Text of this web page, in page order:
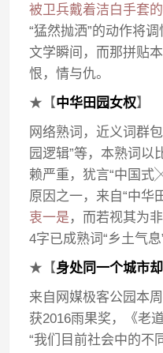
被卫兵戴着洁白手套
“猛然抛洒”的动作将
文学瞬间，而那拼贴
恨，情与仇。
★【中华田园女权】
网络熟词，近义词群
园逻辑”等，本熟词以
赖严重，犹言“中国
原因之一，来自“中华
衷一是 ，而若视其为
4字已成熟词“乡土气息
★【身处同一个城市
来自网媒极客公园本
获2016雨果奖，《老
“我们目前社会中的不